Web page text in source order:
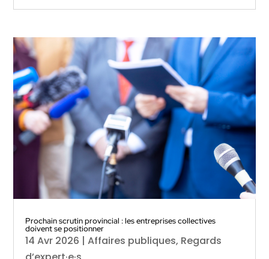
Prochain scrutin provincial : les entreprises collectives
doivent se positionner
14 Avr 2026 |Affaires publiques, Regards